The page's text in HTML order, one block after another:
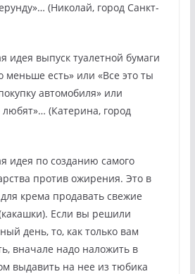
(Николай, город Санкт-
идея выпуск туалетной бумаги
меньше есть» или «Все это ты
автомобиля» или
(Катерина, город
идея по созданию самого
против ожирения. Это в
крема продавать свежие
Если вы решили
день, то, как только вам
вначале надо наложить в
выдавить на нее из тюбика